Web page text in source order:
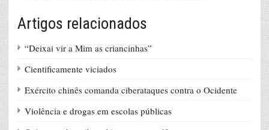
Artigos relacionados
“Deixai vir a Mim as criancinhas”
Cientificamente viciados
Exército chinês comanda ciberataques contra o Ocidente
Violência e drogas em escolas públicas